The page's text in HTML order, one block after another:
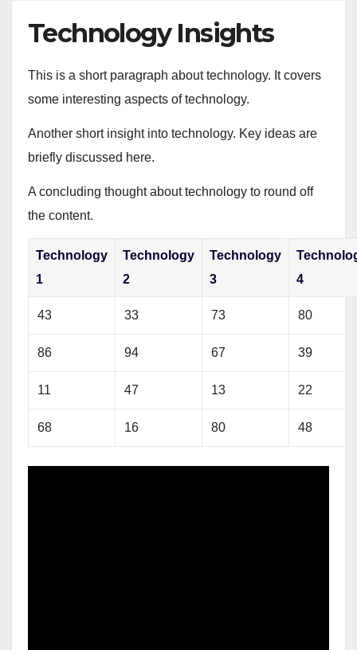
Technology Insights
This is a short paragraph about technology. It covers
some interesting aspects of technology.
Another short insight into technology. Key ideas are
briefly discussed here.
A concluding thought about technology to round off
the content.
Technology
1
Technology
2
Technology
3
4
43 33 73 80
86 94 67 39
11 47 13 22
68 16 80 48